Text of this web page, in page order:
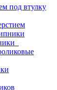
под втулку